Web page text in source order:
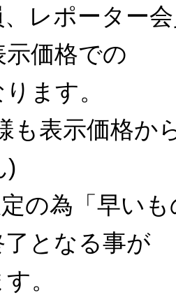
レポーター
価格での
ます。
表示価格か
)
の為「早いも
となる事が
。